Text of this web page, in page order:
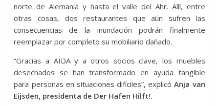
norte de Alemania y hasta el valle del Ahr. Allí, entre
otras cosas, dos restaurantes que aún sufren las
consecuencias de la inundación podrán finalmente
reemplazar por completo su mobiliario dañado.
“Gracias a AIDA y a otros socios clave, los muebles
desechados se han transformado en ayuda tangible
para personas en situaciones difíciles”, explicóAnja van
Eijsden, presidenta de Der Hafen Hilft!.